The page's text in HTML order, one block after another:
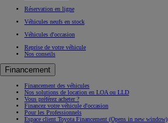
Réservation en ligne
Véhicules neufs en stock
Véhicules d'occasion
Reprise de votre véhicule
Nos conseils
Financement
Financement des véhicules
Nos solutions de location en LOA ou LLD
Vous préférez acheter ?
Financez votre véhicule d'occasion
Pour les Professionnels
Espace client Toyota Financement (Opens in new window)